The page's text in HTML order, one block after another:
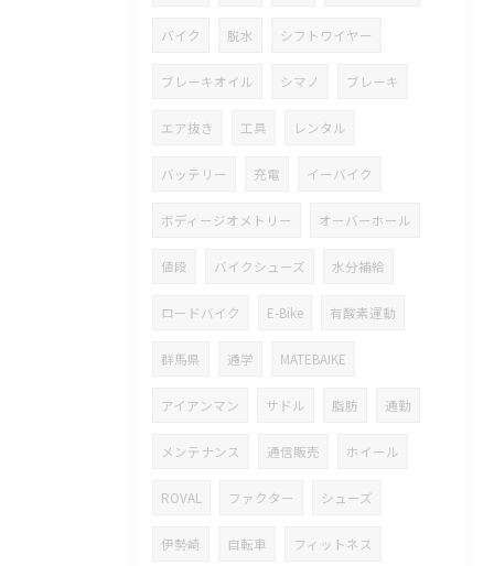
バイク 脱水 シフトワイヤー
ブレーキオイル シマノ ブレーキ
エア抜き 工具 レンタル
バッテリー 充電 イーバイク
ボディージオメトリー オーバーホール
値段 バイクシューズ 水分補給
ロードバイク E-Bike 有酸素運動
群馬県 通学 MATEBAIKE
アイアンマン サドル 脂肪 通勤
メンテナンス 通信販売 ホイール
ROVAL ファクター シューズ
伊勢崎 自転車 フィットネス